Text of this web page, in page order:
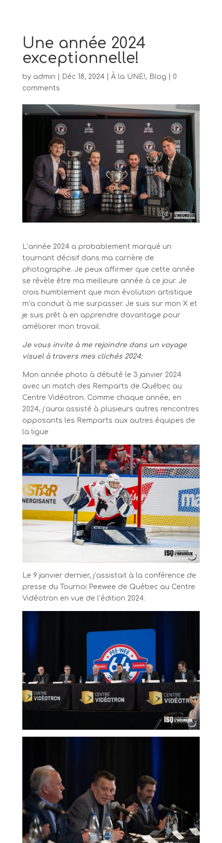
Une année 2024
exceptionnelle!
by admin Déc 18, 2024| À la UNE!, Blog
0
comments
L’année 2024 a probablement marqué un
tournant décisif dans ma carrière de
photographe. Je peux affirmer que cette année
se révèle être ma meilleure année à ce jour. Je
crois humblement que mon évolution artistique
m’a conduit à me surpasser. Je suis sur mon X et
je suis prêt à en apprendre davantage pour
améliorer mon travail.
Je vous invite à me rejoindre dans un voyage
visuel à travers mes clichés 2024:
Mon année photo à débuté le 3 janvier 2024
avec un match des Remparts de Québec au
Centre Vidéotron. Comme chaque année, en
2024, j’aurai assisté à plusieurs autres rencontres
opposants les Remparts aux autres équipes de
la ligue
Le 9 janvier dernier, j’assistait à la conférence de
presse du Tournoi Peewee de Québec au Centre
Vidéotron en vue de l’édition 2024.